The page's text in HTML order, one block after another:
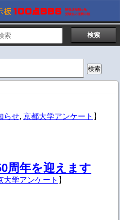
らせ, 京都大学アンケート 】
周年を迎えます
大学アンケート 】